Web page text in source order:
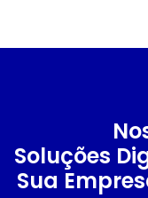
Soluções
Sua